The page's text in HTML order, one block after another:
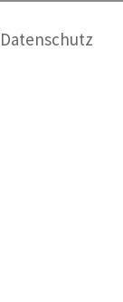
Datenschutz